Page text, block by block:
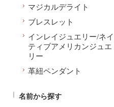
マジカルデライト
ブレスレット
インレイジュエリー/ネイ
ティブアメリカンジュエ
リー
革紐ペンダント
名前から探す